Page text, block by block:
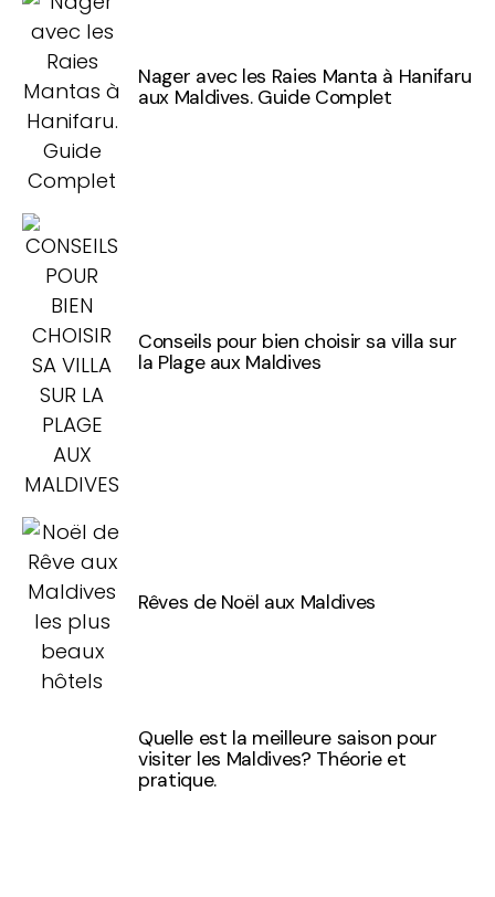
Nager avec les Raies Manta à Hanifaru
aux Maldives. Guide Complet
Conseils pour bien choisir sa villa sur
la Plage aux Maldives
Rêves de Noël aux Maldives